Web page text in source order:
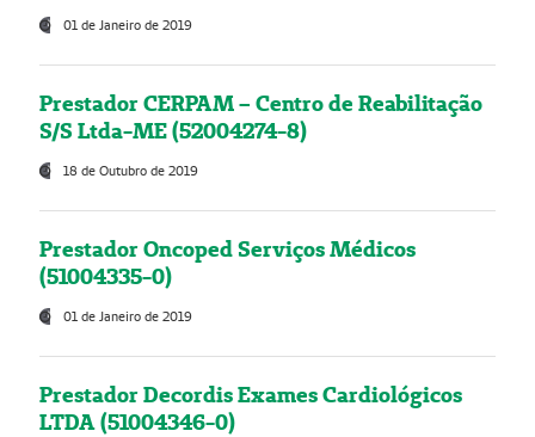
01 de Janeiro de 2019
Prestador CERPAM – Centro de Reabilitação
S/S Ltda-ME (52004274-8)
18 de Outubro de 2019
Prestador Oncoped Serviços Médicos
(51004335-0)
01 de Janeiro de 2019
Prestador Decordis Exames Cardiológicos
LTDA (51004346-0)